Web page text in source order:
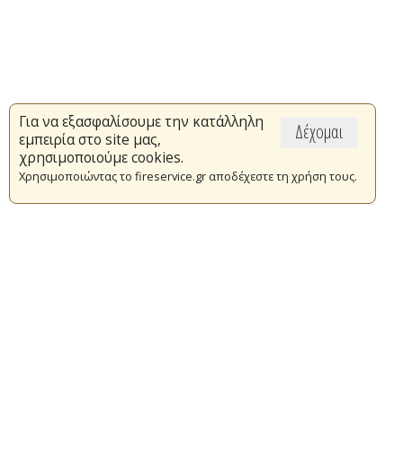
Δέχομαι
Για να εξασφαλίσουμε την κατάλληλη
εμπειρία στο site μας,
χρησιμοποιούμε cookies.
Χρησιμοποιώντας το fireservice.gr αποδέχεστε τη χρήση τους.